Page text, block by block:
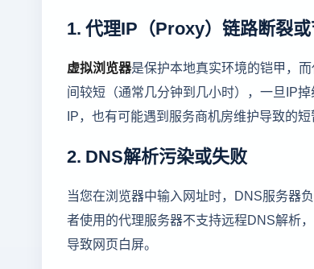
1. 代理IP（Proxy）链路断裂
虚拟浏览器是保护本地真实环境的铠甲，
间较短（通常几分钟到几小时），一旦IP
IP，也有可能遇到服务商机房维护导致的短
2. DNS解析污染或失败
当您在浏览器中输入网址时，DNS服务器
者使用的代理服务器不支持远程DNS解析
导致网页白屏。